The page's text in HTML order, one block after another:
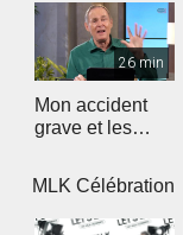
26 min
Mon accident
grave et les
MLK Célébration